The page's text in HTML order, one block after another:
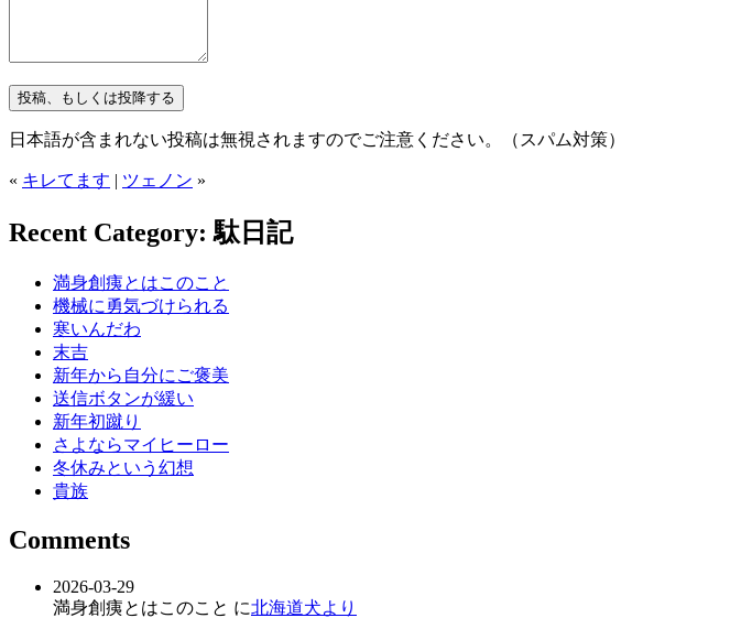
日本語が含まれない投稿は無視されますのでご注意ください。（スパム対策）
« キレてます | ツェノン »
Recent Category: 駄日記
満身創痍とはこのこと
機械に勇気づけられる
寒いんだわ
末吉
新年から自分にご褒美
送信ボタンが緩い
新年初蹴り
さよならマイヒーロー
冬休みという幻想
貴族
Comments
2026-03-29
満身創痍とはこのこと に北海道犬より